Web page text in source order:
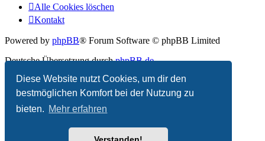
Diese Website nutzt Cookies, um dir den
bestmöglichen Komfort bei der Nutzung zu
bieten. Mehr erfahren
Alle Cookies löschen
Kontakt
Powered by phpBB® Forum Software © phpBB Limited
Deutsche Übersetzung durchphpBB.de
Datenschutz |Nutzungsbedingungen